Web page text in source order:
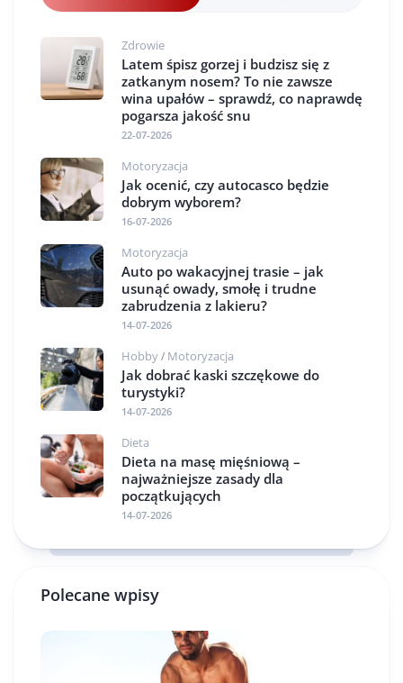
Zdrowie
Latem śpisz gorzej i budzisz się z
zatkanym nosem? To nie zawsze
wina upałów – sprawdź, co naprawdę
pogarsza jakość snu
22-07-2026
Motoryzacja
Jak ocenić, czy autocasco będzie
dobrym wyborem?
16-07-2026
Motoryzacja
Auto po wakacyjnej trasie – jak
usunąć owady, smołę i trudne
zabrudzenia z lakieru?
14-07-2026
Hobby/ Motoryzacja
Jak dobrać kaski szczękowe do
turystyki?
14-07-2026
Dieta
Dieta na masę mięśniową –
najważniejsze zasady dla
początkujących
14-07-2026
Polecane wpisy